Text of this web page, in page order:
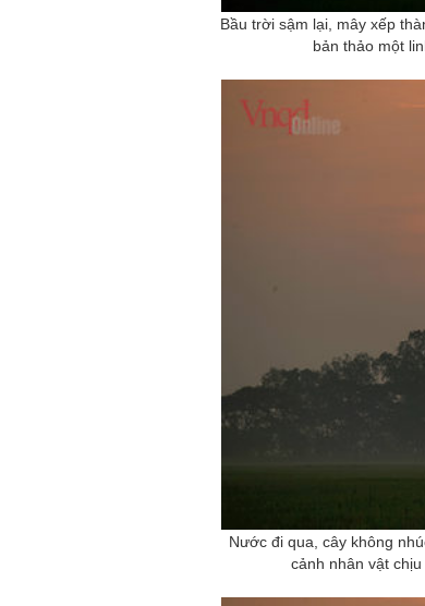
Bầu trời sậm lại, mây xếp
bản thảo một
Nước đi qua, cây không
cảnh nhân vật